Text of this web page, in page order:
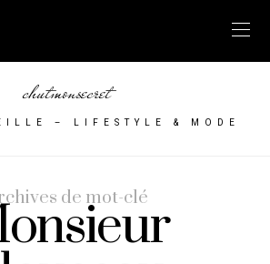
chutmonsecret
– LIFESTYLE & MODE
de mot-clé